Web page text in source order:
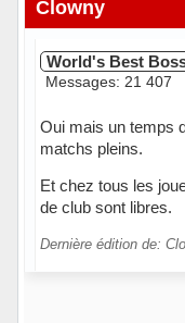
Clowny
World's Best
Messages: 21 407
Oui mais un temps
matchs pleins.
Et chez tous les
de club sont libres.
Dernière édition de: